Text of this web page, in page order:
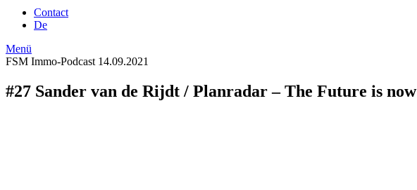
Contact
De
Menü
FSM Immo-Podcast 14.09.2021
#27 Sander van de Rijdt / Planradar – The Future is now